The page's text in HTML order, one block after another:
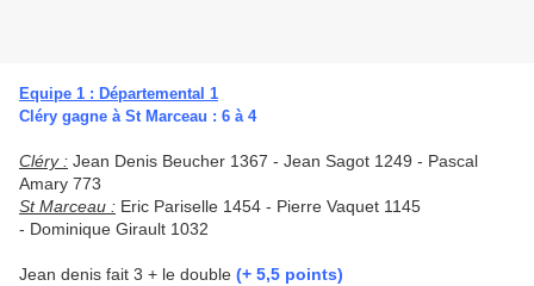
Equipe 1 : Départemental 1
Cléry gagne à St Marceau : 6 à 4
Cléry : Jean Denis Beucher 1367 - Jean Sagot 1249 - Pascal
Amary 773
St Marceau : Eric Pariselle 1454 - Pierre Vaquet 1145
- Dominique Girault 1032
Jean denis fait 3 + le double (+ 5,5 points)